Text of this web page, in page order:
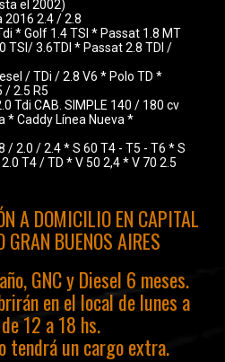
el 2002)
2016 2.4 / 2.8
* Golf 1.4 TSI * Passat 1.8 MT
TSI/ 3.6TDI * Passat 2.8 TDI /
/ TDi / 2.8 V6 * Polo TD *
/ 2.5 R5
Tdi CAB. SIMPLE 140 / 180 cv
* Caddy Línea Nueva *
/ 2.0 / 2.4 * S 60 T4 - T5 - T6 * S
T4 / TD * V 50 2,4 * V 70 2.5
A DOMICILIO EN CAPITAL
GRAN BUENOS AIRES
GNC y Diesel 6 meses.
en el local de lunes a
12 a 18 hs.
tendrá un cargo extra.